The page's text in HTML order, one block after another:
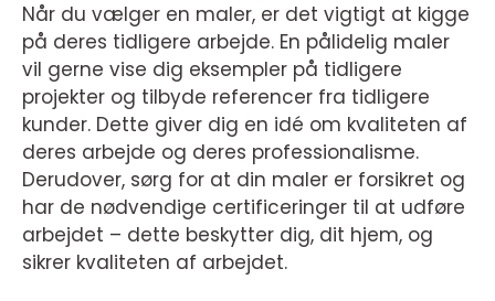
Når du vælger en maler, er det vigtigt at kigge
på deres tidligere arbejde. En pålidelig maler
vil gerne vise dig eksempler på tidligere
projekter og tilbyde referencer fra tidligere
kunder. Dette giver dig en idé om kvaliteten af
deres arbejde og deres professionalisme.
Derudover, sørg for at din maler er forsikret og
har de nødvendige certificeringer til at udføre
arbejdet – dette beskytter dig, dit hjem, og
sikrer kvaliteten af arbejdet.